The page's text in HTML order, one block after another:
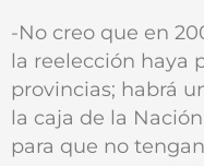
-No creo que en
la reelección haya
provincias; habrá
la caja de la
para que no